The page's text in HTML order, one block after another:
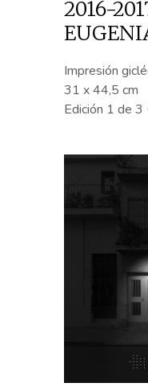
2016-
Impresión
31 x 44,5 cm
Edición 1 de 3